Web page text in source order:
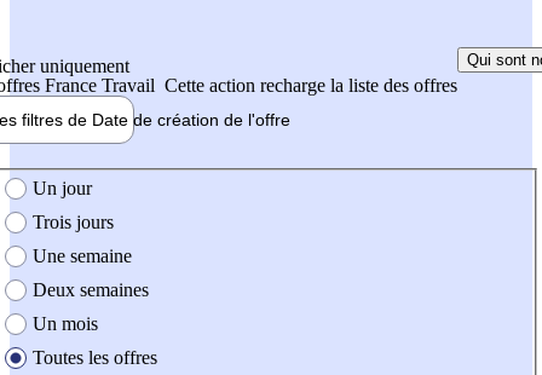
uniquement
France Travail Cette action recharge la liste des offres
Qui sont
filtres de Date de création de l'offre
création de l'offre
Un jour
Trois jours
Une semaine
Deux semaines
Un mois
Toutes les offres